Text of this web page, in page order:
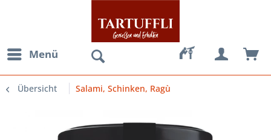
Menü
Übersicht Salami, Schinken, Ragù